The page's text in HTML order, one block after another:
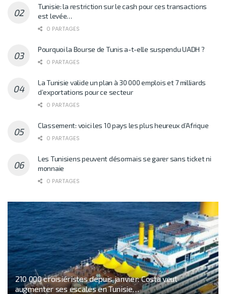
Tunisie: la restriction sur le cash pour ces transactions
est levée…
0 PARTAGES
Pourquoi la Bourse de Tunis a-t-elle suspendu UADH ?
0 PARTAGES
La Tunisie valide un plan à 30 000 emplois et 7 milliards
d’exportations pour ce secteur
0 PARTAGES
Classement: voici les 10 pays les plus heureux d’Afrique
0 PARTAGES
Les Tunisiens peuvent désormais se garer sans ticket ni
monnaie
0 PARTAGES
210 000 croisiéristes depuis janvier: Costa veut
augmenter ses escales en Tunisie…